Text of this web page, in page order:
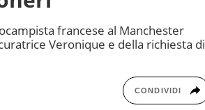
francese al Manchester
Veronique e della richiesta di
CONDIVIDI